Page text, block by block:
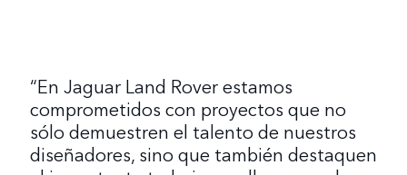
“En Jaguar Land Rover estamos
comprometidos con proyectos que no
sólo demuestren el talento de nuestros
diseñadores, sino que también destaquen